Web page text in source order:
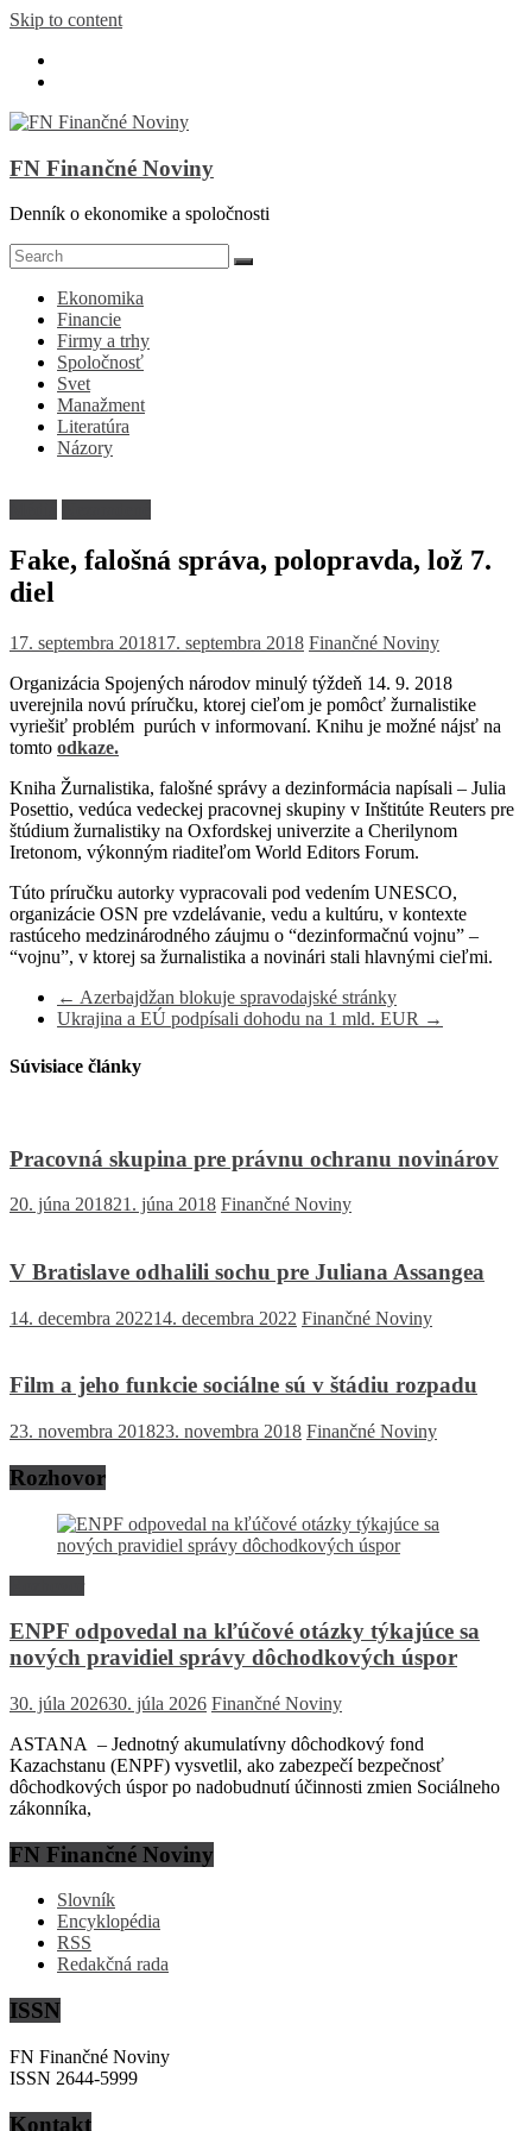
Skip to content
FN Finančné Noviny
Denník o ekonomike a spoločnosti
Ekonomika
Financie
Firmy a trhy
Spoločnosť
Svet
Manažment
Literatúra
Názory
Fake, falošná správa, polopravda, lož 7.
diel
17. septembra 201817. septembra 2018 Finančné Noviny
Organizácia Spojených národov minulý týždeň 14. 9. 2018
uverejnila novú príručku, ktorej cieľom je pomôcť žurnalistike
vyriešiť problém purúch v informovaní. Knihu je možné nájsť na
tomto odkaze.
Kniha Žurnalistika, falošné správy a dezinformácia napísali – Julia
Posettio, vedúca vedeckej pracovnej skupiny v Inštitúte Reuters pre
štúdium žurnalistiky na Oxfordskej univerzite a Cherilynom
Iretonom, výkonným riaditeľom World Editors Forum.
Túto príručku autorky vypracovali pod vedením UNESCO,
organizácie OSN pre vzdelávanie, vedu a kultúru, v kontexte
rastúceho medzinárodného záujmu o “dezinformačnú vojnu” –
“vojnu”, v ktorej sa žurnalistika a novinári stali hlavnými cieľmi.
← Azerbajdžan blokuje spravodajské stránky
Ukrajina a EÚ podpísali dohodu na 1 mld. EUR →
Súvisiace články
Pracovná skupina pre právnu ochranu novinárov
20. júna 201821. júna 2018 Finančné Noviny
V Bratislave odhalili sochu pre Juliana Assangea
14. decembra 202214. decembra 2022 Finančné Noviny
Film a jeho funkcie sociálne sú v štádiu rozpadu
23. novembra 201823. novembra 2018 Finančné Noviny
Rozhovor
ENPF odpovedal na kľúčové otázky týkajúce sa
nových pravidiel správy dôchodkových úspor
30. júla 202630. júla 2026 Finančné Noviny
ASTANA – Jednotný akumulatívny dôchodkový fond
Kazachstanu (ENPF) vysvetlil, ako zabezpečí bezpečnosť
dôchodkových úspor po nadobudnutí účinnosti zmien Sociálneho
zákonníka,
FN Finančné Noviny
Slovník
Encyklopédia
RSS
Redakčná rada
ISSN
FN Finančné Noviny
ISSN 2644-5999
Kontakt